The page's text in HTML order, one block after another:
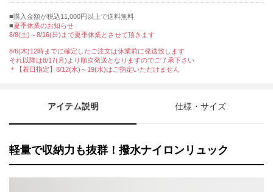
購入金額が税込11,000円以上で送料無料
夏季休業のお知らせ
8/8(土)～8/16(日)まで夏季休業とさせて頂きます
8/6(木)12時までに確定したご注文は休業前に発送致します
それ以降は8/17(月)より順次発送となりますのでご了承下さい
＊【着日指定】8/12(水)～19(水)はご指定いただけません
アイテム説明 仕様・サイズ
軽量で収納力も抜群！撥水ナイロンリュック